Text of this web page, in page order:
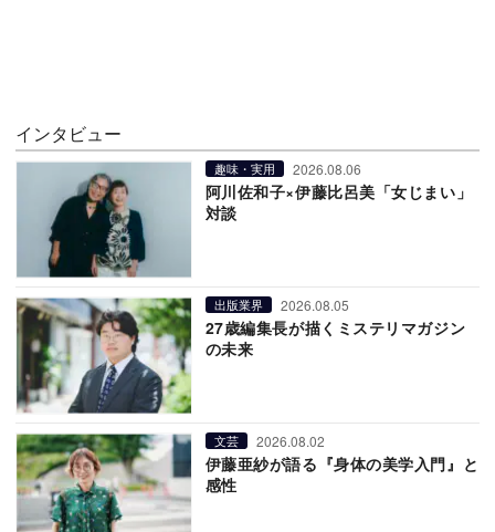
インタビュー
趣味・実用 2026.08.06
阿川佐和子×伊藤比呂美「女じまい」
対談
出版業界 2026.08.05
27歳編集長が描くミステリマガジン
の未来
文芸 2026.08.02
伊藤亜紗が語る『身体の美学入門』と
感性